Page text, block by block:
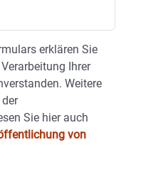
erklären Sie
Ihrer
Weitere
Sie hier auch
von